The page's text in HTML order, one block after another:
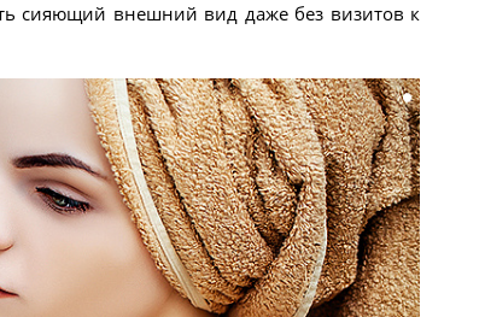
сияющий внешний вид даже без визитов к